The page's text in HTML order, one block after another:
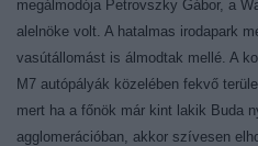
megálmodója Petrovszky Gábor, a
alelnöke volt. A hatalmas irodapark
vasútállomást is álmodtak mellé. A
M7 autópályák közelében fekvő
mert ha a főnök már kint lakik Buda
agglomerációban, akkor szívesen